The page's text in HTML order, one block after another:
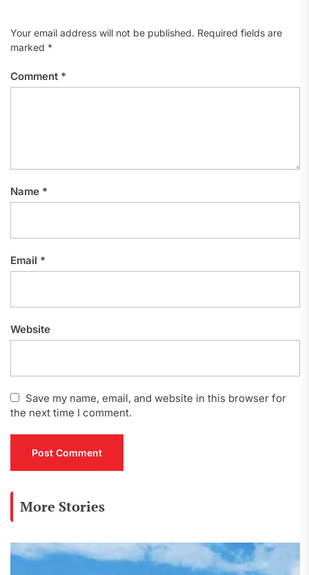
Your email address will not be published. Required fields are
marked *
Comment *
Name *
Email *
Website
Save my name, email, and website in this browser for
the next time I comment.
More Stories